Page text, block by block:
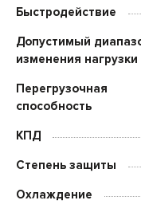
Быстродействие
Допустимый
изменения нагрузки
Перегрузочная
способность
КПД
Степень защиты
Охлаждение